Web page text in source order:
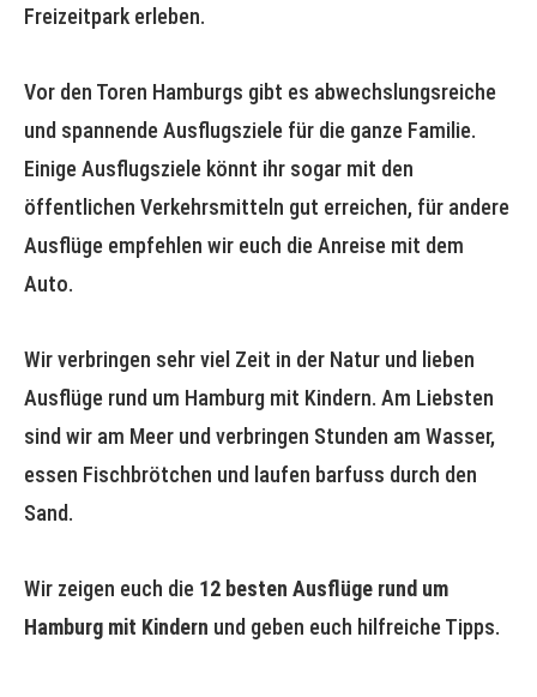
Freizeitpark erleben.
Vor den Toren Hamburgs gibt es abwechslungsreiche
und spannende Ausflugsziele für die ganze Familie.
Einige Ausflugsziele könnt ihr sogar mit den
öffentlichen Verkehrsmitteln gut erreichen, für andere
Ausflüge empfehlen wir euch die Anreise mit dem
Auto.
Wir verbringen sehr viel Zeit in der Natur und lieben
Ausflüge rund um Hamburg mit Kindern. Am Liebsten
sind wir am Meer und verbringen Stunden am Wasser,
essen Fischbrötchen und laufen barfuss durch den
Sand.
Wir zeigen euch die 12 besten Ausflüge rund um
Hamburg mit Kindern und geben euch hilfreiche Tipps.